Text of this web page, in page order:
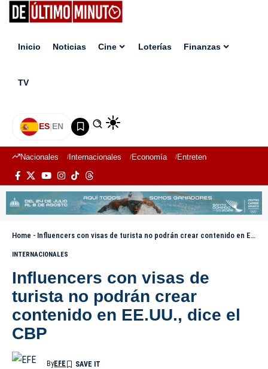
Inicio Noticias Cine Loterías Finanzas
TV
ES|EN
Nacionales Internacionales Economía Entretenimiento
Home - Influencers con visas de turista no podrán crear contenido en EE.UU., dice el CBP
INTERNACIONALES
Influencers con visas de
turista no podrán crear
contenido en EE.UU., dice el
CBP
ByEFE